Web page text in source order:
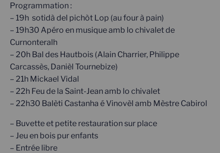
Programmation :
– 19h sotidà del pichòt Lop (au four à pain)
– 19h30 Apéro en musique amb lo chivalet de
Curnonteralh
– 20h Bal des Hautbois (Alain Charrier, Philippe
Carcassès, Danièl Tournebize)
– 21h Mickael Vidal
– 22h Feu de la Saint-Jean amb lo chivalet
– 22h30 Balèti Castanha é Vinovèl amb Mèstre Cabirol
– Buvette et petite restauration sur place
– Jeu en bois pur enfants
– Entrée libre